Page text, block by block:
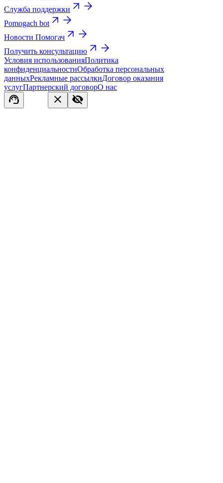
Служба поддержки
Pomogach bot
Новости Помогач
Получить консультацию
Условия использованияПолитика
конфиденциальностиОбработка персональных
данныхРекламные рассылкиДоговор оказания
услугПартнерский договорО нас